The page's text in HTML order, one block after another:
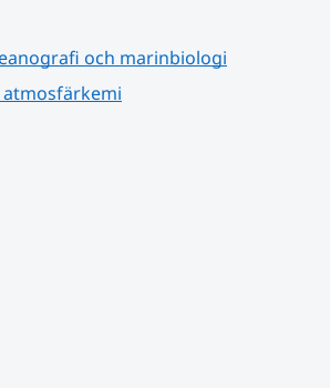
och marinbiologi